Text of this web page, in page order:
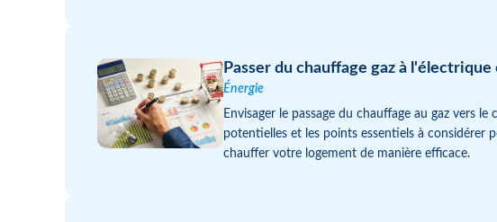
Passer du chauffage gaz à
Énergie
Envisager le passage du chauffage au gaz vers
potentielles et les points essentiels à considérer
chauffer votre logement de manière efficace.